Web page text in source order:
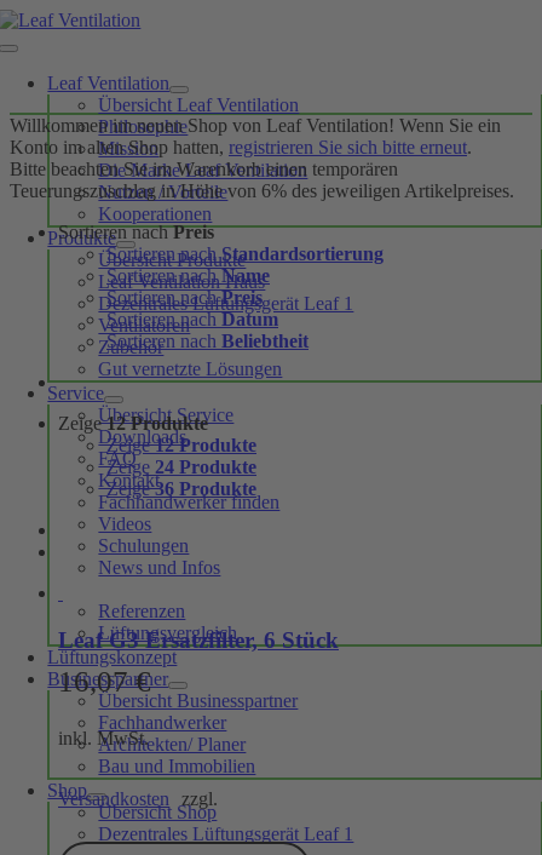
Skip
to
Toggle
NavigationLeaf Ventilation
Übersicht Leaf Ventilation
Philosophie
Mission
Die Marke Leaf Ventilation
Nutzen / Vorteile
Kooperationen
Produkte
Übersicht Produkte
Leaf Ventilation Haus
Dezentrales Lüftungsgerät Leaf 1
Ventilatoren
Zubehör
Gut vernetzte Lösungen
Service
Übersicht Service
Downloads
FAQ
Kontakt
Fachhandwerker finden
Videos
Schulungen
News und Infos
Referenzen
Lüftungsvergleich
Lüftungskonzept
Businesspartner
Übersicht Businesspartner
Fachhandwerker
Architekten/ Planer
Bau und Immobilien
Shop
Übersicht Shop
Dezentrales Lüftungsgerät Leaf 1
Willkommen im neuen Shop von Leaf Ventilation! Wenn Sie ein
Konto im alten Shop hatten, registrieren Sie sich bitte erneut.
Bitte beachten Sie im Warenkorb einen temporären
Teuerungszuschlag in Höhe von 6% des jeweiligen Artikelpreises.
Sortieren nachPreis
Sortieren nachStandardsortierung
Sortieren nachName
Sortieren nachPreis
Sortieren nachDatum
Sortieren nach Beliebtheit
Zeige12 Produkte
Zeige12 Produkte
Zeige 24 Produkte
Zeige36 Produkte
Leaf G3 Ersatzfilter, 6 Stück
16,07€
inkl. MwSt.
zzgl.
Versandkosten